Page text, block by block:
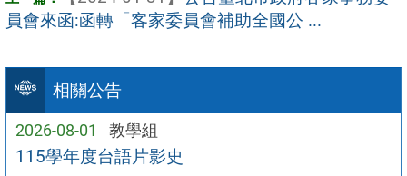
相關公告
2026-08-01 教學組
115學年度台語片影史
員會來函:函轉「客家委員會補助全國公 ...